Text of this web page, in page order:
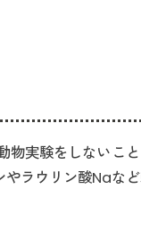
物実験をしないこ
ラウリン酸Naな